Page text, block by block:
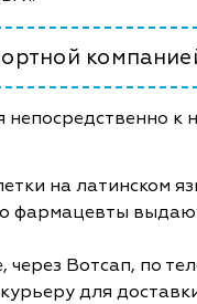
к
на латинском
фармацевты
Вотсап, по
для